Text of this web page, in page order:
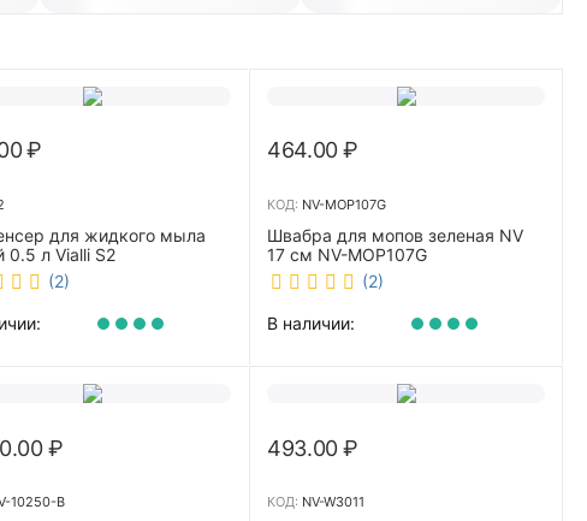
₽
для жидкого мыла
0.5 л Vialli S2
(2)
464.00₽
КОД: NV-MOP107G
Швабра для мопов зеленая NV
17 см NV-MOP107G
(2)
В наличии:
₽
10250-B
493.00₽
КОД: NV-W3011